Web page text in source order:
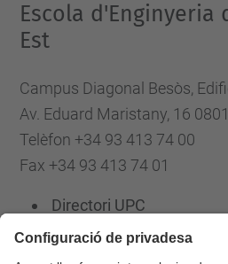
Escola d'Enginyeria
Est
Campus Diagonal Besòs,
Av. Eduard Maristany, 16
Telèfon +34 93 413 74 00
Fax +34 93 413 74 01
Directori UPC
Formulari de contacte